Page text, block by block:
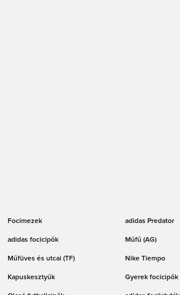
Focimezek adidas Predator
adidas focicipők Műfű (AG)
Műfüves és utcai (TF) Nike Tiempo
Kapuskesztyűk Gyerek focicipők